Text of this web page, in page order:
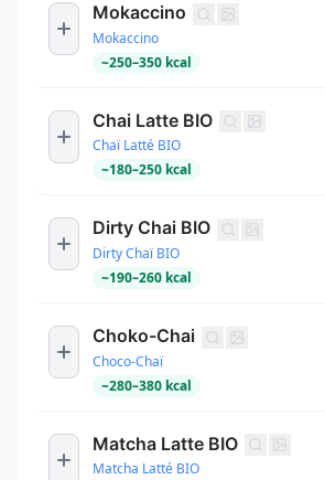
Mokaccino
Mokaccino
~250–350 kcal
Chai Latte BIO
Chaï Latté BIO
~180–250 kcal
Dirty Chai BIO
Dirty Chaï BIO
~190–260 kcal
Choko-Chai
Choco-Chaï
~280–380 kcal
Matcha Latte BIO
Matcha Latté BIO